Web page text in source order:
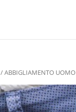
/ABBIGLIAMENTO UOMO